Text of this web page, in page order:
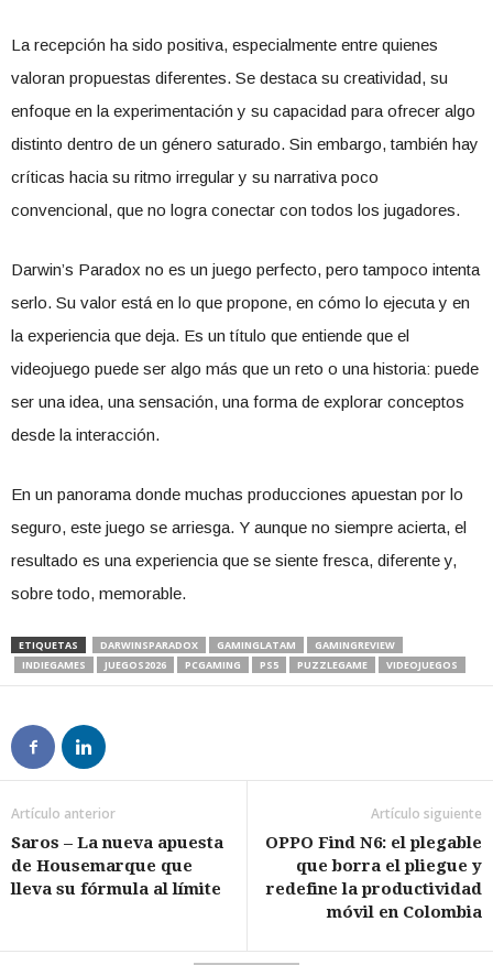
La recepción ha sido positiva, especialmente entre quienes
valoran propuestas diferentes. Se destaca su creatividad, su
enfoque en la experimentación y su capacidad para ofrecer algo
distinto dentro de un género saturado. Sin embargo, también hay
críticas hacia su ritmo irregular y su narrativa poco
convencional, que no logra conectar con todos los jugadores.
Darwin’s Paradox no es un juego perfecto, pero tampoco intenta
serlo. Su valor está en lo que propone, en cómo lo ejecuta y en
la experiencia que deja. Es un título que entiende que el
videojuego puede ser algo más que un reto o una historia: puede
ser una idea, una sensación, una forma de explorar conceptos
desde la interacción.
En un panorama donde muchas producciones apuestan por lo
seguro, este juego se arriesga. Y aunque no siempre acierta, el
resultado es una experiencia que se siente fresca, diferente y,
sobre todo, memorable.
ETIQUETAS DARWINSPARADOX GAMINGLATAM
GAMINGREVIEW
INDIEGAMES
JUEGOS2026 PCGAMING PS5 PUZZLEGAME VIDEOJUEGOS
Artículo anterior
Saros – La nueva apuesta
de Housemarque que
lleva su fórmula al límite
Artículo siguiente
OPPO Find N6: el plegable
que borra el pliegue y
redefine la productividad
móvil en Colombia